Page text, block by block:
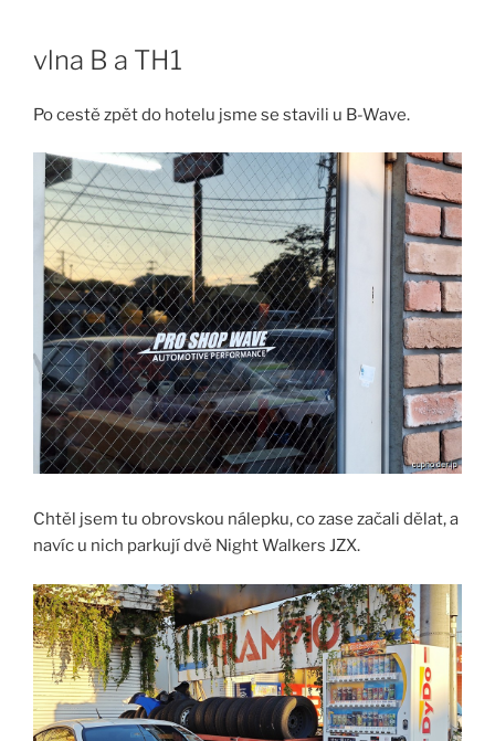
contentvlna B a TH1
Po cestě zpět do hotelu jsme se stavili u B-Wave.
Chtěl jsem tu obrovskou nálepku, co zase začali dělat, a
navíc u nich parkují dvě Night Walkers JZX.